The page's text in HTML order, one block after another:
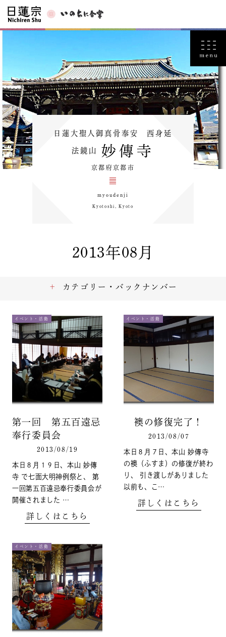
日蓮大聖人御真骨奉安 西身延
法鏡山 妙傳寺
京都府京都市
myoudenji
Kyotoshi, Kyoto
2013年08月
イベント・活動
第一回 第五百遠忌
奉行委員会
2013/08/19
本日８月１９日、本山 妙傳
寺 で七面大明神例祭と、 第
一回第五百遠忌奉行委員会が
開催されました …
詳しくはこちら
イベント・活動
襖の修復完了！
2013/08/07
本日８月７日、本山 妙傳寺
の襖（ふすま）の修復が終わ
り、 引き渡しがありました
以前も、こ…
詳しくはこちら
イベント・活動
カテゴリー・バックナンバー